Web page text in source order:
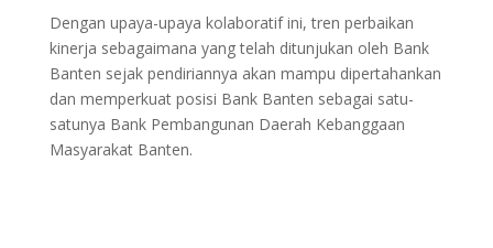
Dengan upaya-upaya kolaboratif ini, tren perbaikan
kinerja sebagaimana yang telah ditunjukan oleh Bank
Banten sejak pendiriannya akan mampu dipertahankan
dan memperkuat posisi Bank Banten sebagai satu-
satunya Bank Pembangunan Daerah Kebanggaan
Masyarakat Banten.